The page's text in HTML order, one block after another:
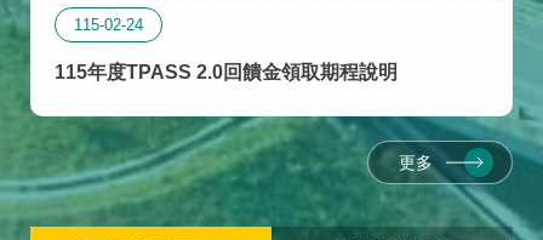
115-02-24
115年度TPASS 2.0回饋金領取期程說明
更多